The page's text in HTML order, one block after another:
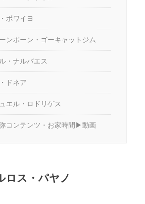
ボワイヨ
ンボーン・ゴーキャットジム
・ナルバエス
ドネア
エル・ロドリゲス
コンテンツ・お家時間▶動画
ロス・パヤノ